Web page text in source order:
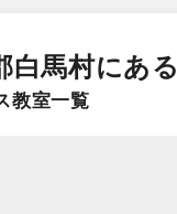
白馬村にある
教室一覧